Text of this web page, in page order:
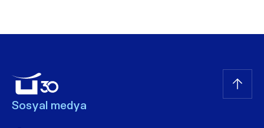
Sosyal medya